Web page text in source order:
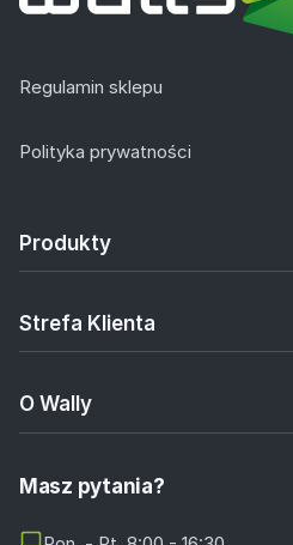
Regulamin sklepu
Polityka prywatności
Produkty
Strefa Klienta
O Wally
Masz pytania?